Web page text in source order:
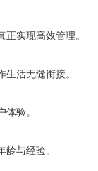
实现高效管理。
活无缝衔接。
验。
与经验。